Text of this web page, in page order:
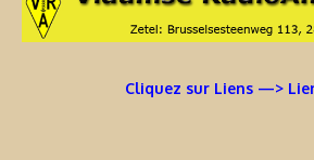
Cliquez sur Liens —>